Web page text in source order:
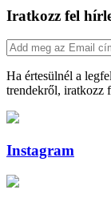
Iratkozz fel
Ha értesülnél a
trendekről, iratkozz
Instagram